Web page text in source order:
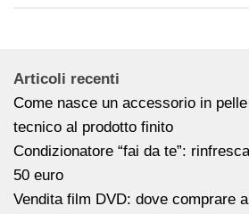
Articoli recenti
Come nasce un accessorio in
tecnico al prodotto finito
Condizionatore “fai da te”:
50 euro
Vendita film DVD: dove comprare